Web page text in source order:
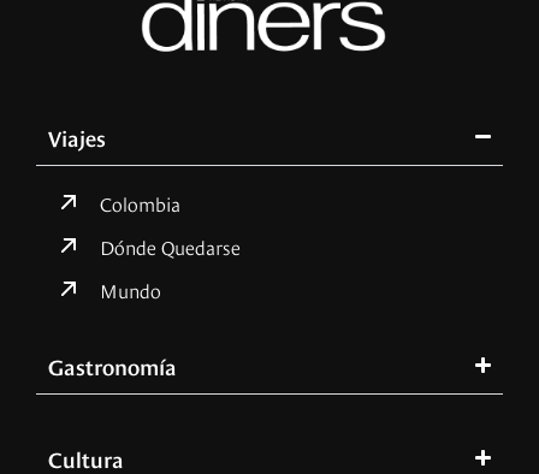
Viajes
Colombia
Dónde Quedarse
Mundo
Gastronomía
Cultura